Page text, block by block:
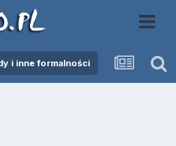
i inne formalności